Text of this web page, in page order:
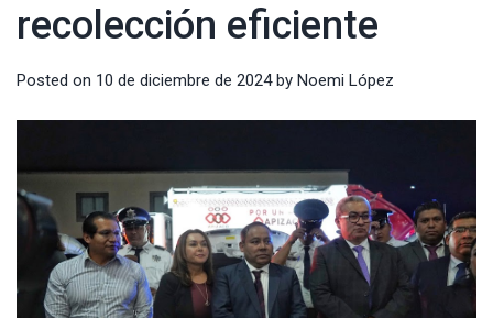
recolección eficiente
Posted on 10 de diciembre de 2024by Noemi López